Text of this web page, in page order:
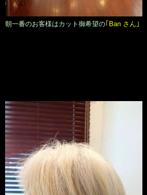
朝一番のお客様はカット御希望の｢Ban さん｣